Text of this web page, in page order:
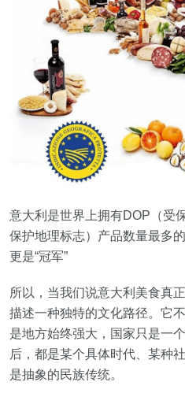
意大利是世界上拥有DOP（受
保护地理标志）产品数量最多
更是“冠军”
所以，当我们说意大利美食真
描述一种独特的文化路径。它
是地方始终强大，国家只是一
后，都是某个具体时代、某种
是抽象的民族传统。